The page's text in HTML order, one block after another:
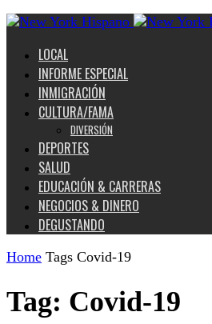
LOCAL
INFORME ESPECIAL
INMIGRACIÓN
CULTURA/FAMA
DIVERSIÓN
DEPORTES
SALUD
EDUCACIÓN & CARRERAS
NEGOCIOS & DINERO
DEGUSTANDO
Home Tags Covid-19
Tag: Covid-19